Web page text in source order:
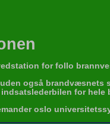
for follo
også brandvæsnets
for hele
oslo